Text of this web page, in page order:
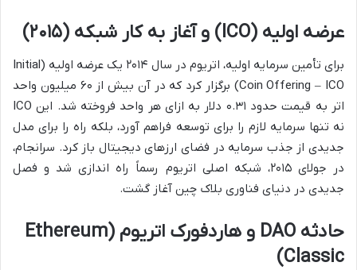
عرضه اولیه (ICO) و آغاز به کار شبکه (۲۰۱۵)
برای تأمین سرمایه اولیه، اتریوم در سال ۲۰۱۴ یک عرضه اولیه (Initial
Coin Offering – ICO) برگزار کرد که در آن بیش از ۶۰ میلیون واحد
اتر به قیمت حدود ۰.۳۱ دلار به ازای هر واحد فروخته شد. این ICO
نه تنها سرمایه لازم را برای توسعه فراهم آورد، بلکه راه را برای مدل
جدیدی از جذب سرمایه در فضای ارزهای دیجیتال باز کرد. سرانجام،
در جولای ۲۰۱۵، شبکه اصلی اتریوم رسماً راه اندازی شد و فصل
جدیدی در دنیای فناوری بلاک چین آغاز گشت.
حادثه DAO و هاردفورک اتریوم (Ethereum
Classic)